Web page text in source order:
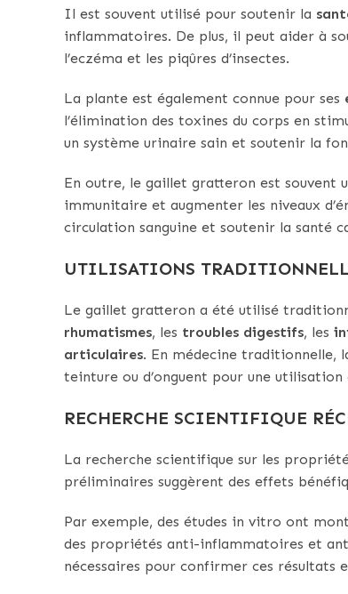
Il est souvent utilisé pour soutenir la
inflammatoires. De plus, il peut aider à
l’eczéma et les piqûres d’insectes.
La plante est également connue pour ses
l’élimination des toxines du corps en
un système urinaire sain et soutenir la
En outre, le gaillet gratteron est souvent
immunitaire et augmenter les niveaux
circulation sanguine et soutenir la santé
UTILISATIONS
Le gaillet gratteron a été utilisé
rhumatismes, les troubles digestifs, les
articulaires. En médecine traditionnelle,
teinture ou d’onguent pour une utilisation
RECHERCHE SCIENTIFIQUE
La recherche scientifique sur les
préliminaires suggèrent des effets
Par exemple, des études in vitro ont
des propriétés anti-inflammatoires et
nécessaires pour confirmer ces résultats